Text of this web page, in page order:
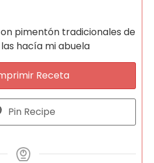
pimentón tradicionales de
hacía mi abuela
Receta
Pin Recipe